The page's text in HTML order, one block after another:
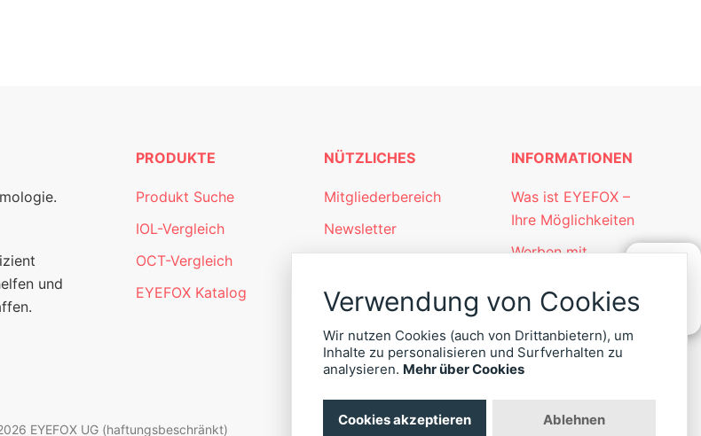
KONTAKT
ZU
EYEFOX
und
PRODUKTE
Produkt Suche
IOL-Vergleich
OCT-Vergleich
EYEFOX Katalog
NÜTZLICHES
Mitgliederbereich
Newsletter
INFORMATIONEN
Was ist EYEFOX –
Ihre Möglichkeiten
Werben mit
Kontakt
Datenschutz
Impressum
EYEFOX UG (haftungsbeschränkt)
Verwendung von Cookies
Wir nutzen Cookies (auch von Drittanbietern), um
Inhalte zu personalisieren und Surfverhalten zu
analysieren. Mehr über Cookies
Cookies akzeptieren Ablehnen